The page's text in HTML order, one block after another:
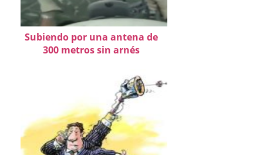
Subiendo por una antena de
300 metros sin arnés